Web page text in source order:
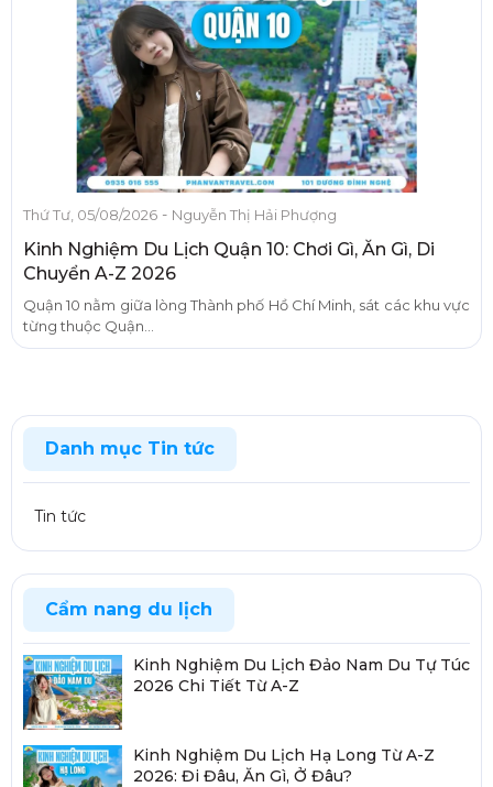
Thứ Tư, 05/08/2026 - Nguyễn Thị Hải Phượng
Kinh Nghiệm Du Lịch Quận 10: Chơi Gì, Ăn Gì, Di
Chuyển A-Z 2026
Quận 10 nằm giữa lòng Thành phố Hồ Chí Minh, sát các khu vực
từng thuộc Quận...
Danh mục Tin tức
Tin tức
Cẩm nang du lịch
Kinh Nghiệm Du Lịch Đảo Nam Du Tự Túc
2026 Chi Tiết Từ A-Z
Kinh Nghiệm Du Lịch Hạ Long Từ A-Z
2026: Đi Đâu, Ăn Gì, Ở Đâu?